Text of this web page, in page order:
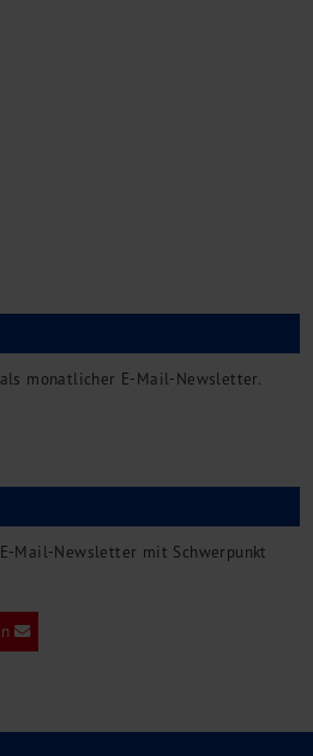
monatlicher E-Mail-Newsletter.
Mail-Newsletter mit Schwerpunkt